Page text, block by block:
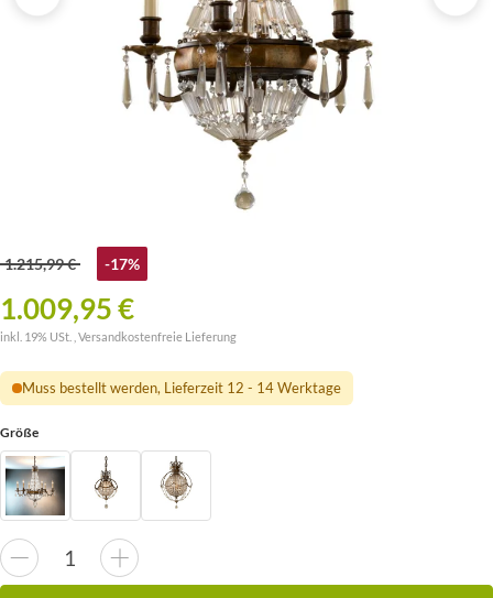
1.215,99 € -17%
1.009,95 €
inkl. 19% USt. , Versandkostenfreie Lieferung
Muss bestellt werden, Lieferzeit 12 - 14 Werktage
Größe